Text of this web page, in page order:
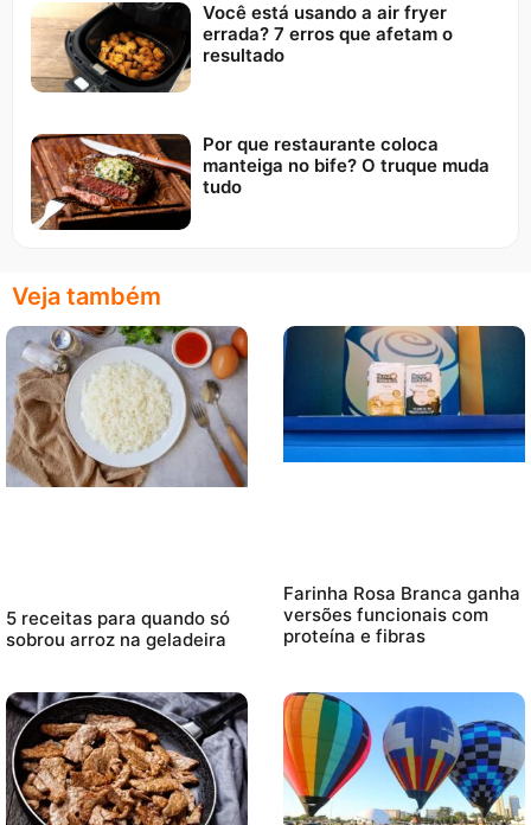
Você está usando a air fryer
errada? 7 erros que afetam o
resultado
Por que restaurante coloca
manteiga no bife? O truque muda
tudo
Veja também
5 receitas para quando só
sobrou arroz na geladeira
Farinha Rosa Branca ganha
versões funcionais com
proteína e fibras